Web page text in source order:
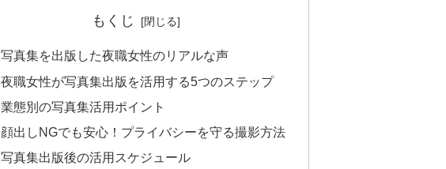
もくじ
写真集を出版した夜職女性のリアルな声
夜職女性が写真集出版を活用する5つのステップ
業態別の写真集活用ポイント
顔出しNGでも安心！プライバシーを守る撮影方法
写真集出版後の活用スケジュール